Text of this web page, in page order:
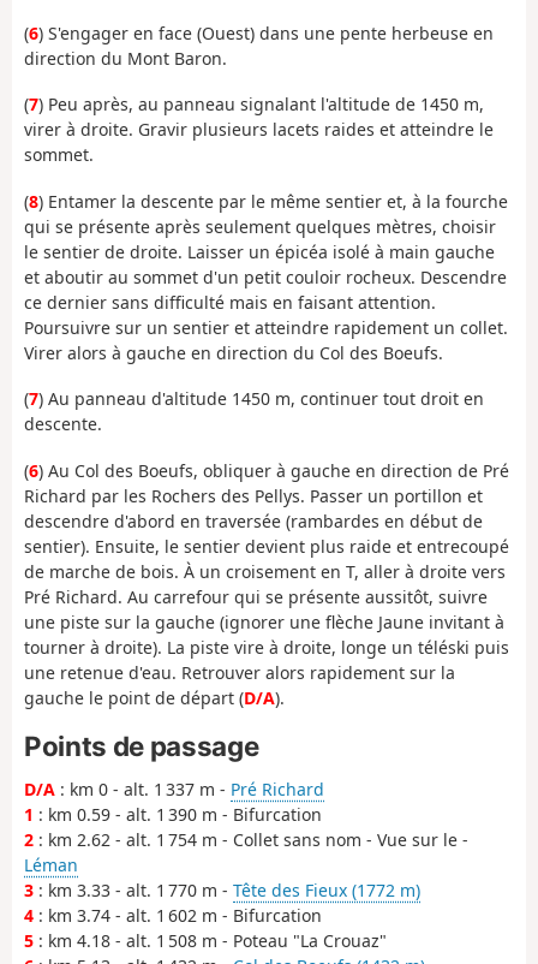
(6) S'engager en face (Ouest) dans une pente herbeuse en
direction du Mont Baron.
(7) Peu après, au panneau signalant l'altitude de 1450 m,
virer à droite. Gravir plusieurs lacets raides et atteindre le
sommet.
(8) Entamer la descente par le même sentier et, à la fourche
qui se présente après seulement quelques mètres, choisir
le sentier de droite. Laisser un épicéa isolé à main gauche
et aboutir au sommet d'un petit couloir rocheux. Descendre
ce dernier sans difficulté mais en faisant attention.
Poursuivre sur un sentier et atteindre rapidement un collet.
Virer alors à gauche en direction du Col des Boeufs.
(7) Au panneau d'altitude 1450 m, continuer tout droit en
descente.
(6) Au Col des Boeufs, obliquer à gauche en direction de Pré
Richard par les Rochers des Pellys. Passer un portillon et
descendre d'abord en traversée (rambardes en début de
sentier). Ensuite, le sentier devient plus raide et entrecoupé
de marche de bois. À un croisement en T, aller à droite vers
Pré Richard. Au carrefour qui se présente aussitôt, suivre
une piste sur la gauche (ignorer une flèche Jaune invitant à
tourner à droite). La piste vire à droite, longe un téléski puis
une retenue d'eau. Retrouver alors rapidement sur la
gauche le point de départ (D/A).
Points de passage
D/A : km 0 - alt. 1 337 m - Pré Richard
1 : km 0.59 - alt. 1 390 m - Bifurcation
2 : km 2.62 - alt. 1 754 m - Collet sans nom - Vue sur le -
Léman
3 : km 3.33 - alt. 1 770 m - Tête des Fieux (1772 m)
4 : km 3.74 - alt. 1 602 m - Bifurcation
5 : km 4.18 - alt. 1 508 m - Poteau "La Crouaz"